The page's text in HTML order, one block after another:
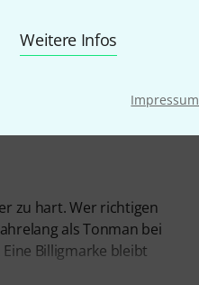
Weitere Infos
Impressum
zu hart. Wer richtigen
als Tonman bei
Billigmarke bleibt